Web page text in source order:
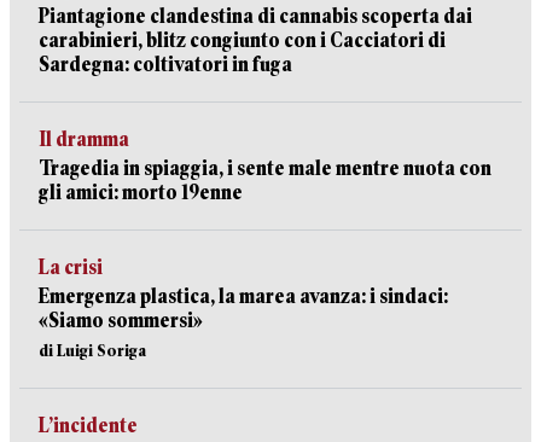
Piantagione clandestina di cannabis scoperta dai
carabinieri, blitz congiunto con i Cacciatori di
Sardegna: coltivatori in fuga
Il dramma
Tragedia in spiaggia, i sente male mentre nuota con
gli amici: morto 19enne
La crisi
Emergenza plastica, la marea avanza: i sindaci:
«Siamo sommersi»
di Luigi Soriga
L’incidente